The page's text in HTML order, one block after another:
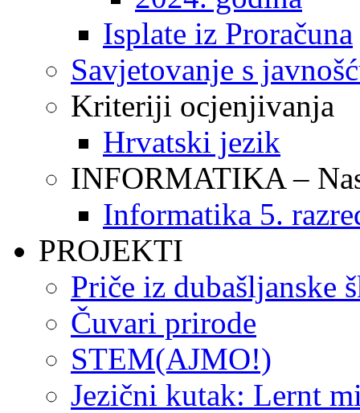
Isplate iz Proračuna
Savjetovanje s
Kriteriji ocjenjivanja
Hrvatski jezik
INFORMATIKA –
Informatika 5.
PROJEKTI
Priče iz dubašljanske
Čuvari prirode
STEM(AJMO!)
Jezični kutak: Lernt